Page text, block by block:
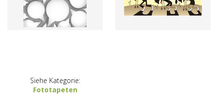
Siehe Kategorie:
Fototapeten